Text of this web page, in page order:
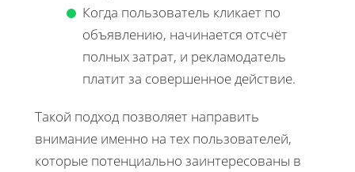
Когда пользователь кликает по
объявлению, начинается отсчёт
полных затрат, и рекламодатель
платит за совершенное действие.
Такой подход позволяет направить
внимание именно на тех пользователей,
которые потенциально заинтересованы в